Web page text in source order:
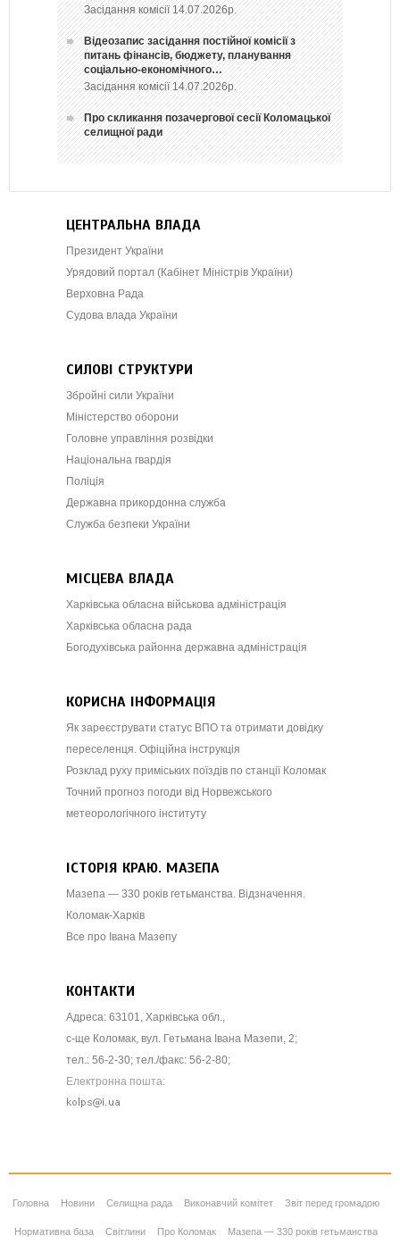
Засідання комісії 14.07.2026р.
Відеозапис засідання постійної комісії з
питань фінансів, бюджету, планування
соціально-економічного…
Засідання комісії 14.07.2026р.
Про скликання позачергової сесії Коломацької
селищної ради
ЦЕНТРАЛЬНА ВЛАДА
Президент України
Урядовий портал (Кабінет Міністрів України)
Верховна Рада
Судова влада України
СИЛОВІ СТРУКТУРИ
Збройні сили України
Міністерство оборони
Головне управління розвідки
Національна гвардія
Поліція
Державна прикордонна служба
Служба безпеки України
МІСЦЕВА ВЛАДА
Харківська обласна військова адміністрація
Харківська обласна рада
Богодухівська районна державна адміністрація
КОРИСНА ІНФОРМАЦІЯ
Як зареєструвати статус ВПО та отримати довідку
переселенця. Офіційна інструкція
Розклад руху приміських поїздів по станції Коломак
Точний прогноз погоди від Норвежського
метеорологічного інституту
ІСТОРІЯ КРАЮ. МАЗЕПА
Мазепа — 330 років гетьманства. Відзначення.
Коломак-Харків
Все про Івана Мазепу
КОНТАКТИ
Адреса: 63101, Харківська обл.,
с-ще Коломак, вул. Гетьмана Івана Мазепи, 2;
тел.: 56-2-30; тел./факс: 56-2-80;
Електронна пошта:
Головна Новини Селищна рада Виконавчий комітет Звіт перед громадою
Нормативна база Світлини Про Коломак Мазепа — 330 років гетьманства